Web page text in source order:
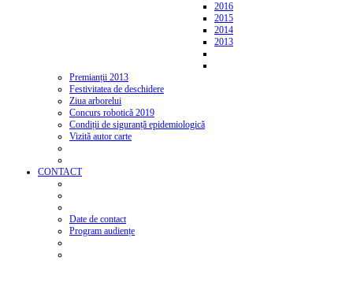
2016
2015
2014
2013
Premianții 2013
Festivitatea de deschidere
Ziua arborelui
Concurs robotică 2019
Condiții de siguranță epidemiologică
Vizită autor carte
CONTACT
Date de contact
Program audiențe